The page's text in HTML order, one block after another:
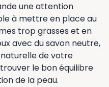
une attention
à mettre en place au
trop grasses et en
avec du savon neutre,
de votre
le bon équilibre
de la peau.